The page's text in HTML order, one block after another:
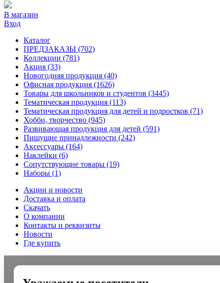
В магазин
Вход
Каталог
ПРЕДЗАКАЗЫ (702)
Коллекции (781)
Акция (33)
Новогодняя продукция (40)
Офисная продукция (1626)
Товары для школьников и студентов (3445)
Тематическая продукция (113)
Тематическая продукция для детей и подростков (71)
Хобби, творчество (945)
Развивающая продукция для детей (591)
Пишущие принадлежности (242)
Аксессуары (164)
Наклейки (6)
Сопутствующие товары (19)
Наборы (1)
Акции и новости
Доставка и оплата
Скачать
О компании
Контакты и реквизиты
Новости
Где купить